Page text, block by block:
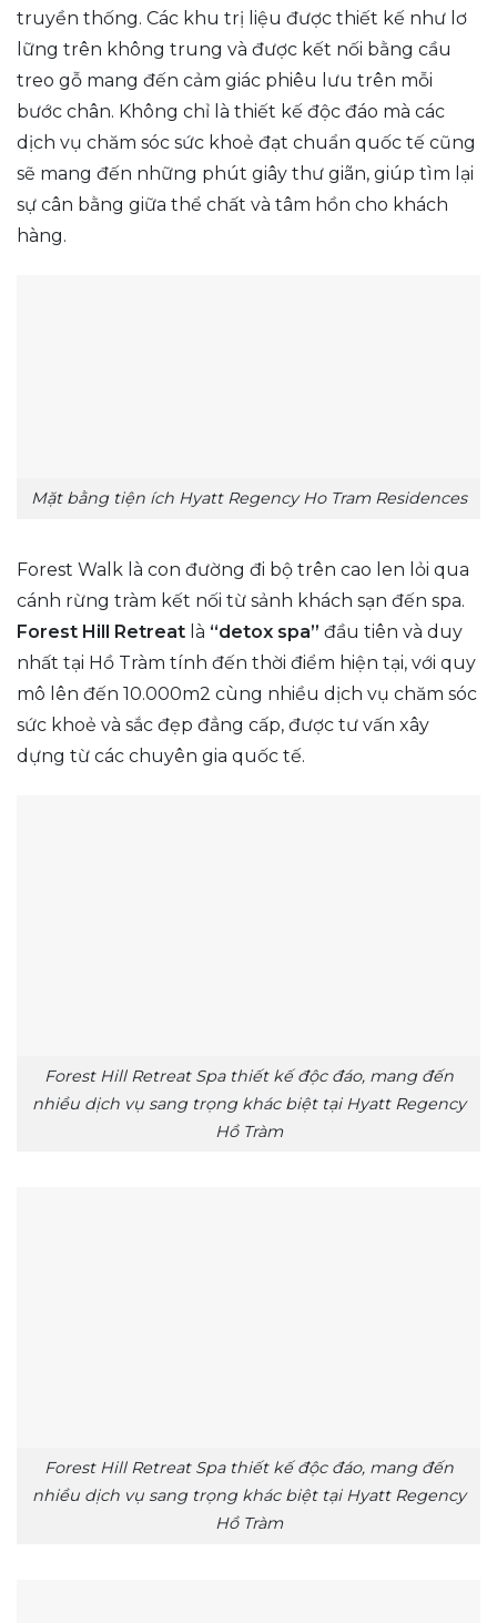
truyền thống. Các khu trị liệu được thiết kế như lơ
lững trên không trung và được kết nối bằng cầu
treo gỗ mang đến cảm giác phiêu lưu trên mỗi
bước chân. Không chỉ là thiết kế độc đáo mà các
dịch vụ chăm sóc sức khoẻ đạt chuẩn quốc tế cũng
sẽ mang đến những phút giây thư giãn, giúp tìm lại
sự cân bằng giữa thể chất và tâm hồn cho khách
hàng.
Mặt bằng tiện ích Hyatt Regency Ho Tram Residences
Forest Walk là con đường đi bộ trên cao len lỏi qua
cánh rừng tràm kết nối từ sảnh khách sạn đến spa.
Forest Hill Retreat là “detox spa” đầu tiên và duy
nhất tại Hồ Tràm tính đến thời điểm hiện tại, với quy
mô lên đến 10.000m2 cùng nhiều dịch vụ chăm sóc
sức khoẻ và sắc đẹp đẳng cấp, được tư vấn xây
dựng từ các chuyên gia quốc tế.
Forest Hill Retreat Spa thiết kế độc đáo, mang đến
nhiều dịch vụ sang trọng khác biệt tại Hyatt Regency
Hồ Tràm
Forest Hill Retreat Spa thiết kế độc đáo, mang đến
nhiều dịch vụ sang trọng khác biệt tại Hyatt Regency
Hồ Tràm